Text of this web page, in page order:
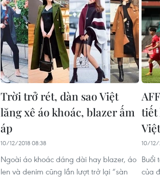
Trời trở rét, dàn sao Việt
lăng xê áo khoác, blazer ấm
áp
10/12/2018 08:38
Ngoài áo khoác dáng dài hay blazer, áo
len và denim cũng lần lượt trở lại “sàn
tiết
10/12/
Buổi
của